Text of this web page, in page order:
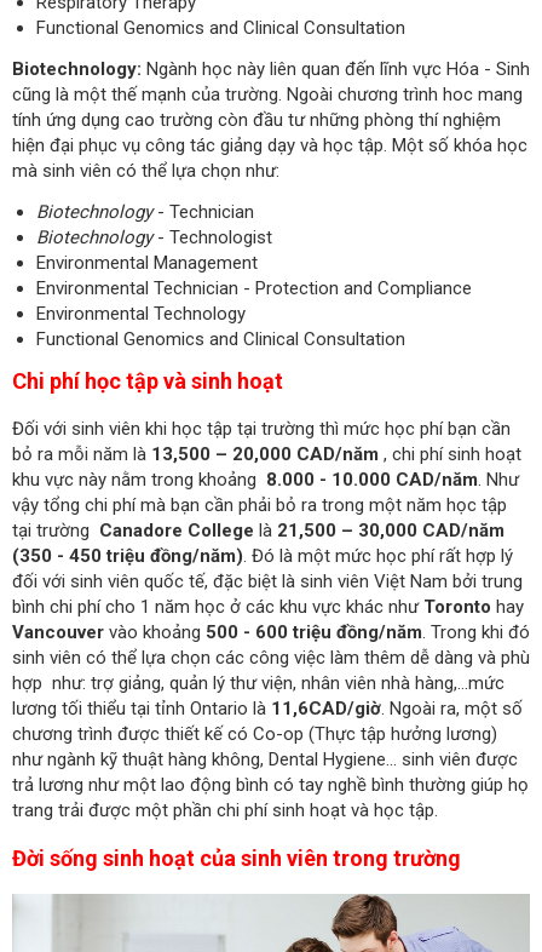
Functional Genomics and Clinical Consultation
Biotechnology: Ngành học này liên quan đến lĩnh vực Hóa - Sinh
cũng là một thế mạnh của trường. Ngoài chương trình hoc mang
tính ứng dụng cao trường còn đầu tư những phòng thí nghiệm
hiện đại phục vụ công tác giảng dạy và học tập. Một số khóa học
mà sinh viên có thể lựa chọn như:
Biotechnology- Technician
Biotechnology- Technologist
Environmental Management
Environmental Technician - Protection and Compliance
Environmental Technology
Functional Genomics and Clinical Consultation
Chi phí học tập và sinh hoạt
Đối với sinh viên khi học tập tại trường thì mức học phí bạn cần
bỏ ra mỗi năm là 13,500 – 20,000 CAD/năm , chi phí sinh hoạt
khu vực này nằm trong khoảng 8.000 - 10.000 CAD/năm. Như
vậy tổng chi phí mà bạn cần phải bỏ ra trong một năm học tập
tại trường Canadore College là 21,500 – 30,000 CAD/năm
(350 - 450 triệu đồng/năm). Đó là một mức học phí rất hợp lý
đối với sinh viên quốc tế, đặc biệt là sinh viên Việt Nam bởi trung
bình chi phí cho 1 năm học ở các khu vực khác như Toronto hay
Vancouver vào khoảng 500 - 600 triệu đồng/năm. Trong khi đó
sinh viên có thể lựa chọn các công việc làm thêm dễ dàng và phù
hợp như: trợ giảng, quản lý thư viện, nhân viên nhà hàng,…mức
lương tối thiểu tại tỉnh Ontario là 11,6CAD/giờ. Ngoài ra, một số
chương trình được thiết kế có Co-op (Thực tập hưởng lương)
như ngành kỹ thuật hàng không, Dental Hygiene... sinh viên được
trả lương như một lao động bình có tay nghề bình thường giúp họ
trang trải được một phần chi phí sinh hoạt và học tập.
Đời sống sinh hoạt của sinh viên trong trường